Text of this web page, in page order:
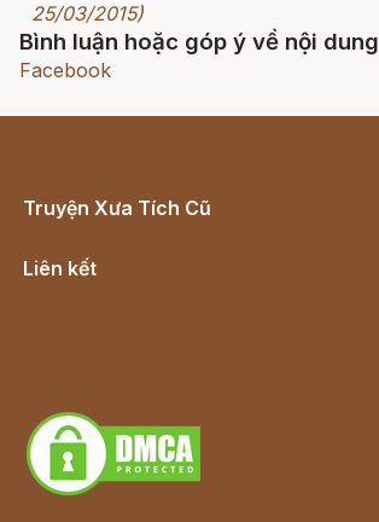
25/03/2015)
Bình luận hoặc góp ý về nội dung
Facebook
Truyện Xưa Tích Cũ
Liên kết